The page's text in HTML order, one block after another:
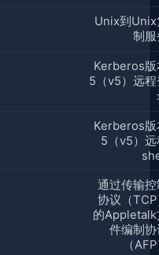
Unix到Unix
制服
Kerberos版
5（v5）远程
Kerberos版
5（v5）远
通过传输控
协议（TCP
的Appletalk
件编制协
（